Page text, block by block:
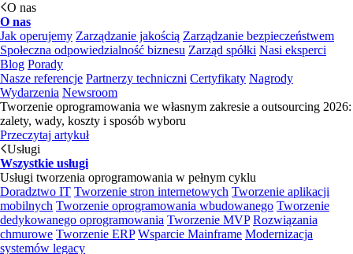
O nas
O nas
Jak operujemy Zarządzanie jakością Zarządzanie bezpieczeństwem
Społeczna odpowiedzialność biznesu Zarząd spółki Nasi eksperci
Blog Porady
Nasze referencje Partnerzy techniczni Certyfikaty Nagrody
Wydarzenia Newsroom
Tworzenie oprogramowania we własnym zakresie a outsourcing 2026:
zalety, wady, koszty i sposób wyboru
Przeczytaj artykuł
Usługi
Wszystkie usługi
Usługi tworzenia oprogramowania w pełnym cyklu
Doradztwo IT Tworzenie stron internetowych Tworzenie aplikacji
mobilnych Tworzenie oprogramowania wbudowanego Tworzenie
dedykowanego oprogramowania Tworzenie MVP Rozwiązania
chmurowe Tworzenie ERP Wsparcie Mainframe Modernizacja
systemów legacy